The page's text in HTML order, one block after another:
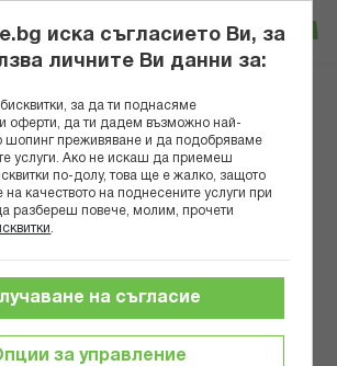
Вход
УСТНИ FROZEN ЕЛЗА 4ГР. 1410516
иска съгласието Ви, за
личните Ви данни за:
за да ти поднасяме
оферти, да ти дадем възможно най-
шопинг преживяване и да подобряваме
услуги. Ако не искаш да приемеш
по-долу, това ще е жалко, защото
качеството на поднесените услуги при
разбереш повече, молим, прочети
за управление
на съгласие